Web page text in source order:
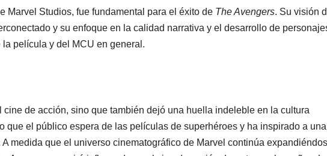
Marvel Studios, fue fundamental para el éxito de The Avengers. Su visión
y su enfoque en la calidad narrativa y el desarrollo de
película y del MCU en general.
cine de acción, sino que también dejó una huella indeleble en la cultura
que el público espera de las películas de superhéroes y ha inspirado a una
medida que el universo cinematográfico de Marvel continúa